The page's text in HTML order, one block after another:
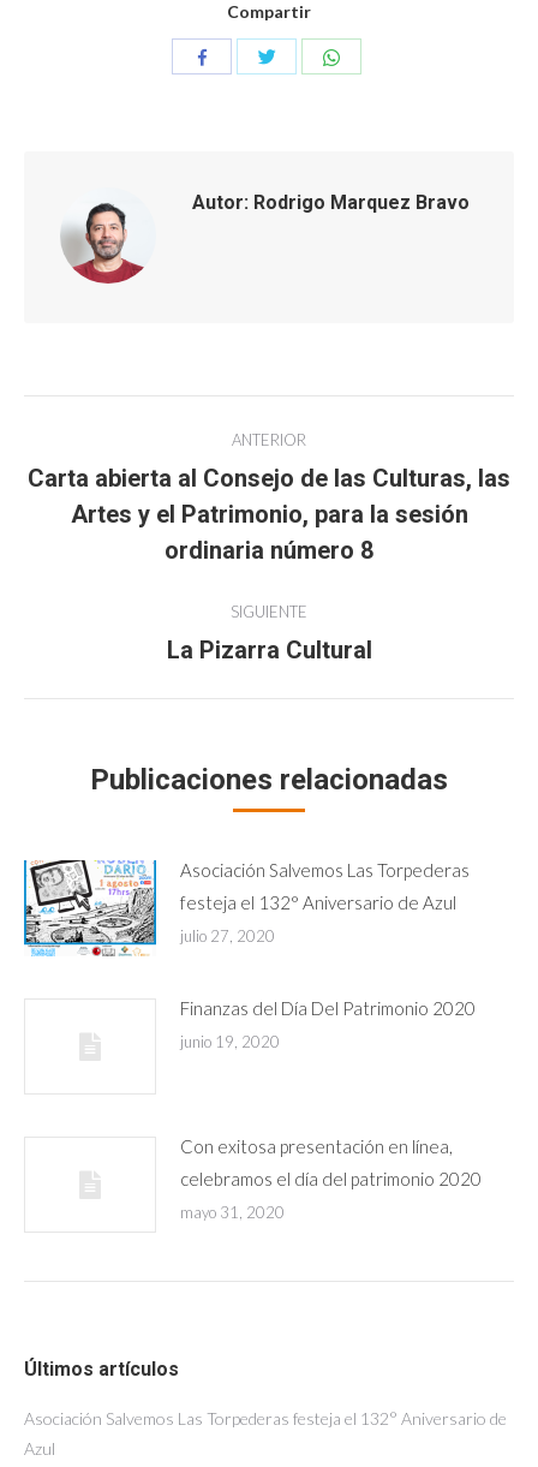
Compartir
CompartirCompartir
Autor: Rodrigo Marquez Bravo
Navegación
entre
publicaciones
ANTERIOR
Publicación
anterior:
Carta abierta al Consejo de las Culturas, las
Artes y el Patrimonio, para la sesión
ordinaria número 8
SIGUIENTE
Publicación
La Pizarra Cultural
Publicaciones relacionadas
Asociación Salvemos Las Torpederas
festeja el 132° Aniversario de Azul
julio 27, 2020
Finanzas del Día Del Patrimonio 2020
junio 19, 2020
Con exitosa presentación en línea,
celebramos el día del patrimonio 2020
mayo 31, 2020
Últimos artículos
Asociación Salvemos Las Torpederas festeja el 132° Aniversario de
Azul